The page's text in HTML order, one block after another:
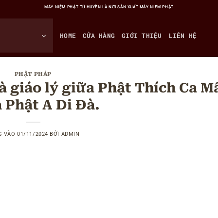
MÁY NIỆM PHẬT TÚ HUYỀN LÀ NƠI SẢN XUẤT MÁY NIỆM PHẬT
HOME CỬA HÀNG GIỚI THIỆU LIÊN HỆ
PHẬT PHÁP
giáo lý giữa Phật Thích Ca
Phật A Di Đà.
VÀO01/11/2024 BỞI ADMIN